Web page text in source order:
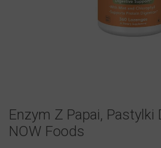
Enzym Z Papai, Pastylki
NOW Foods